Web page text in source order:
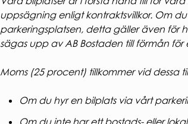
uppsägning enligt kontraktsvillkor. Om
parkeringsplatsen, detta gäller även för
sägas upp av AB Bostaden till förmån för
Moms (25 procent) tillkommer vid dessa
Om du hyr en bilplats via vårt
Om du inte har ett bostads- eller